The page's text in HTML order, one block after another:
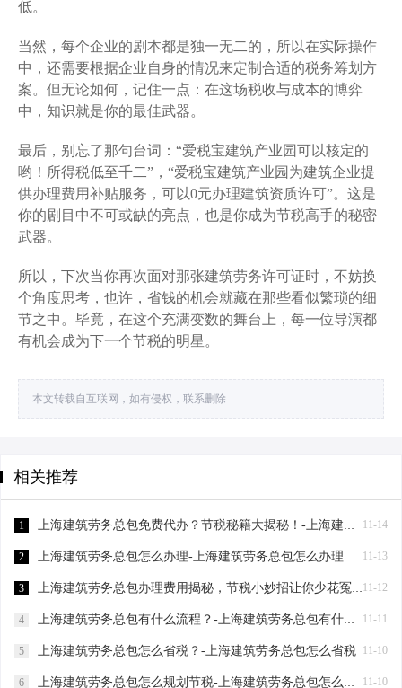
低。
当然，每个企业的剧本都是独一无二的，所以在实际操作
中，还需要根据企业自身的情况来定制合适的税务筹划方
案。但无论如何，记住一点：在这场税收与成本的博弈
中，知识就是你的最佳武器。
最后，别忘了那句台词：“爱税宝建筑产业园可以核定的
哟！所得税低至千二”，“爱税宝建筑产业园为建筑企业提
供办理费用补贴服务，可以0元办理建筑资质许可”。这是
你的剧目中不可或缺的亮点，也是你成为节税高手的秘密
武器。
所以，下次当你再次面对那张建筑劳务许可证时，不妨换
个角度思考，也许，省钱的机会就藏在那些看似繁琐的细
节之中。毕竟，在这个充满变数的舞台上，每一位导演都
有机会成为下一个节税的明星。
本文转载自互联网，如有侵权，联系删除
相关推荐
11-14
1 上海建筑劳务总包免费代办？节税秘籍大揭秘！-上海建筑劳务总包免费代办吗？
11-13
2 上海建筑劳务总包怎么办理-上海建筑劳务总包怎么办理
11-12
3 上海建筑劳务总包办理费用揭秘，节税小妙招让你少花冤枉钱！-上海建筑劳务总包办理费用是多少
11-11
4 上海建筑劳务总包有什么流程？-上海建筑劳务总包有什么流程
11-10
5 上海建筑劳务总包怎么省税？-上海建筑劳务总包怎么省税
11-10
6 上海建筑劳务总包怎么规划节税-上海建筑劳务总包怎么规划节税